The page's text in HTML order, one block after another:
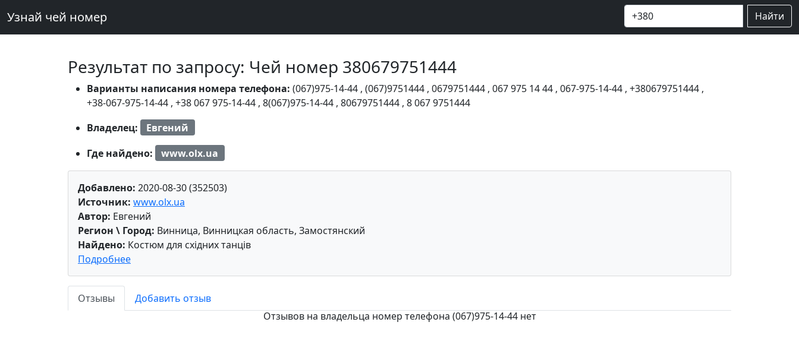
Узнай чей номер Найти
Результат по запросу: Чей номер 380679751444
Варианты написания номера телефона: (067)975-14-44 , (067)9751444 , 0679751444 , 067 975 14 44 , 067-975-14-44 , +380679751444 ,
+38-067-975-14-44 , +38 067 975-14-44 , 8(067)975-14-44 , 80679751444 , 8 067 9751444
Владелец:
Евгений
Где найдено:
www.olx.ua
Добавлено: 2020-08-30 (352503)
Источник: www.olx.ua
Автор: Евгений
Регион \ Город: Винница, Винницкая область, Замостянский
Найдено: Костюм для східних танців
Подробнее
Отзывы
Добавить отзыв
Отзывов на владельца номер телефона (067)975-14-44 нет